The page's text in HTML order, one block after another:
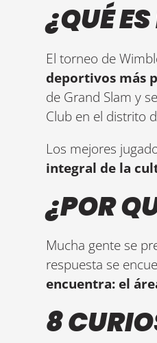
¿QUÉ
El torneo de
deportivos más
de Grand Slam y
Club en el distrito
Los mejores
integral de la
¿POR
Mucha gente se
respuesta se
encuentra: el
8